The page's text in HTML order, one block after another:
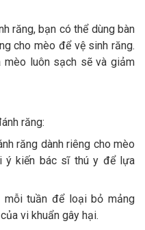
răng, bạn có thể dùng bàn
cho mèo để vệ sinh răng.
luôn sạch sẽ và giảm
răng:
răng dành riêng cho mèo
ý kiến ​​bác sĩ thú y để lựa
tuần để loại bỏ mảng
vi khuẩn gây hại.